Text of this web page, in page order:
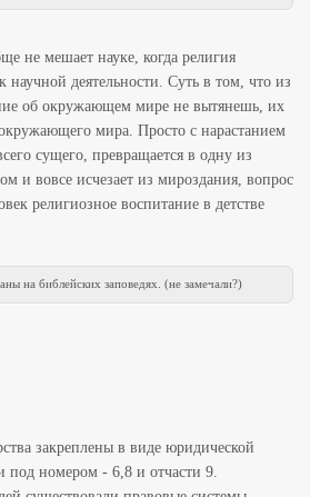
не мешает науке, когда религия
деятельности. Суть в том, что из
об окружающем мире не вытянешь, их
мира. Просто с нарастанием
сущего, превращается в одну из
и вовсе исчезает из мироздания, вопрос
религиозное воспитание в детстве
на библейских заповедях. (не замечали?)
закреплены в виде юридической
под номером - 6,8 и отчасти 9.